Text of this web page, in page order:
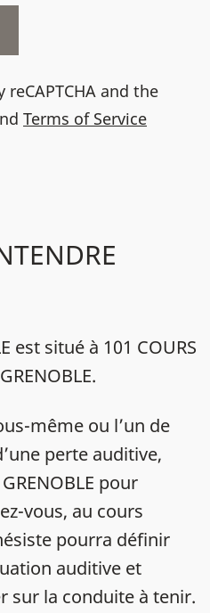
and the
Terms of Service
est situé à 101 COURS
même ou l’un de
perte auditive,
pour
vous, au cours
pourra définir
auditive et
sur la conduite à tenir.